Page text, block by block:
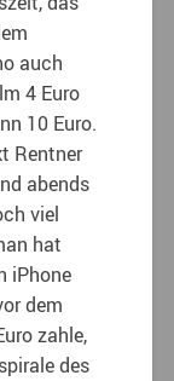
auch
4 Euro
10 Euro.
Rentner
abends
viel
hat
iPhone
dem
zahle,
des